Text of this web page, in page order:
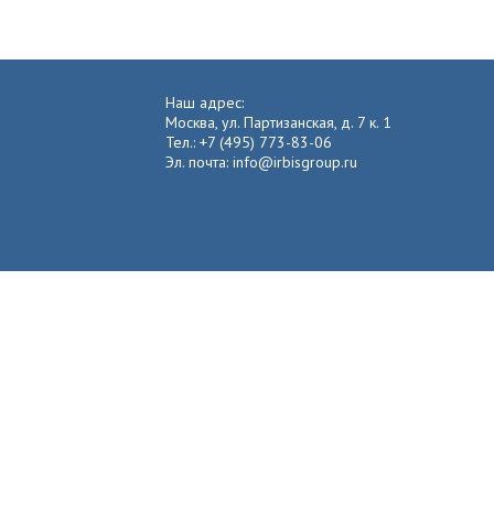
Наш адрес:
Москва, ул. Партизанская, д. 7 к. 1
Тел.: +7 (495) 773-83-06
Эл. почта: info@irbisgroup.ru